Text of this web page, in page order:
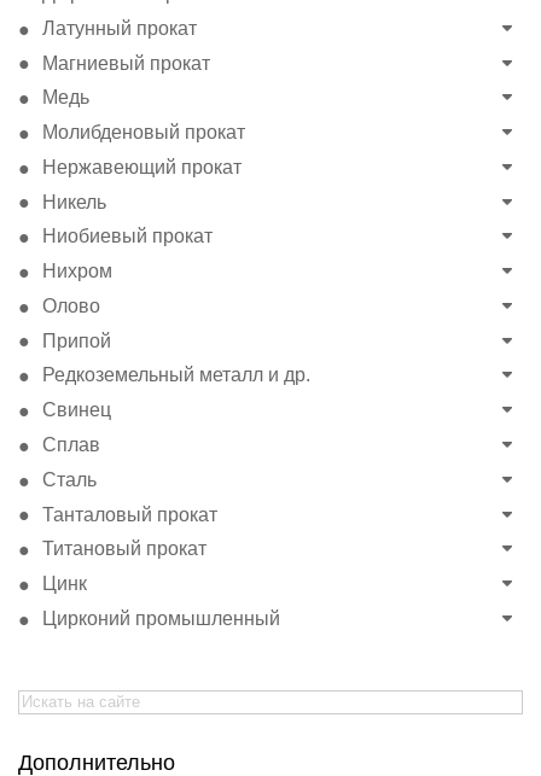
Латунный прокат
Магниевый прокат
Медь
Молибденовый прокат
Нержавеющий прокат
Никель
Ниобиевый прокат
Нихром
Олово
Припой
Редкоземельный металл и др.
Свинец
Сплав
Сталь
Танталовый прокат
Титановый прокат
Цинк
Цирконий промышленный
Search
for:
Дополнительно